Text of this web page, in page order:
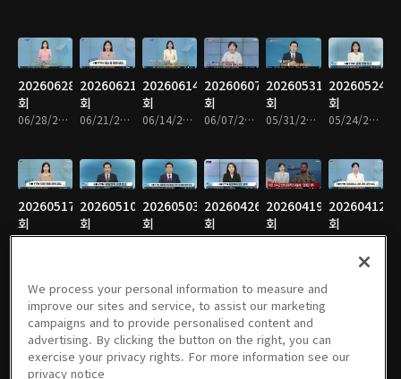
20260628
회
06/28/2026 • 31분
20260621
회
06/21/2026 • 31분
20260614
회
06/14/2026 • 31분
20260607
회
06/07/2026 • 31분
20260531
회
05/31/2026 • 31분
20260524
회
05/24/2026 • 31분
20260517
회
05/17/2026 • 31분
20260510
회
05/10/2026 • 31분
20260503
회
05/03/2026 • 31분
20260426
회
04/26/2026 • 31분
20260419
회
04/19/2026 • 19분
20260412
회
04/12/2026 • 31분
20260405
회
04/05/2026 • 31분
20260329
회
03/29/2026 • 31분
20260322
회
03/22/2026 • 31분
20260315
회
03/15/2026 • 31분
20260308
회
03/08/2026 • 31분
회
We process your personal information to measure and
improve our sites and service, to assist our marketing
campaigns and to provide personalised content and
advertising. By clicking the button on the right, you can
exercise your privacy rights. For more information see our
privacy notice